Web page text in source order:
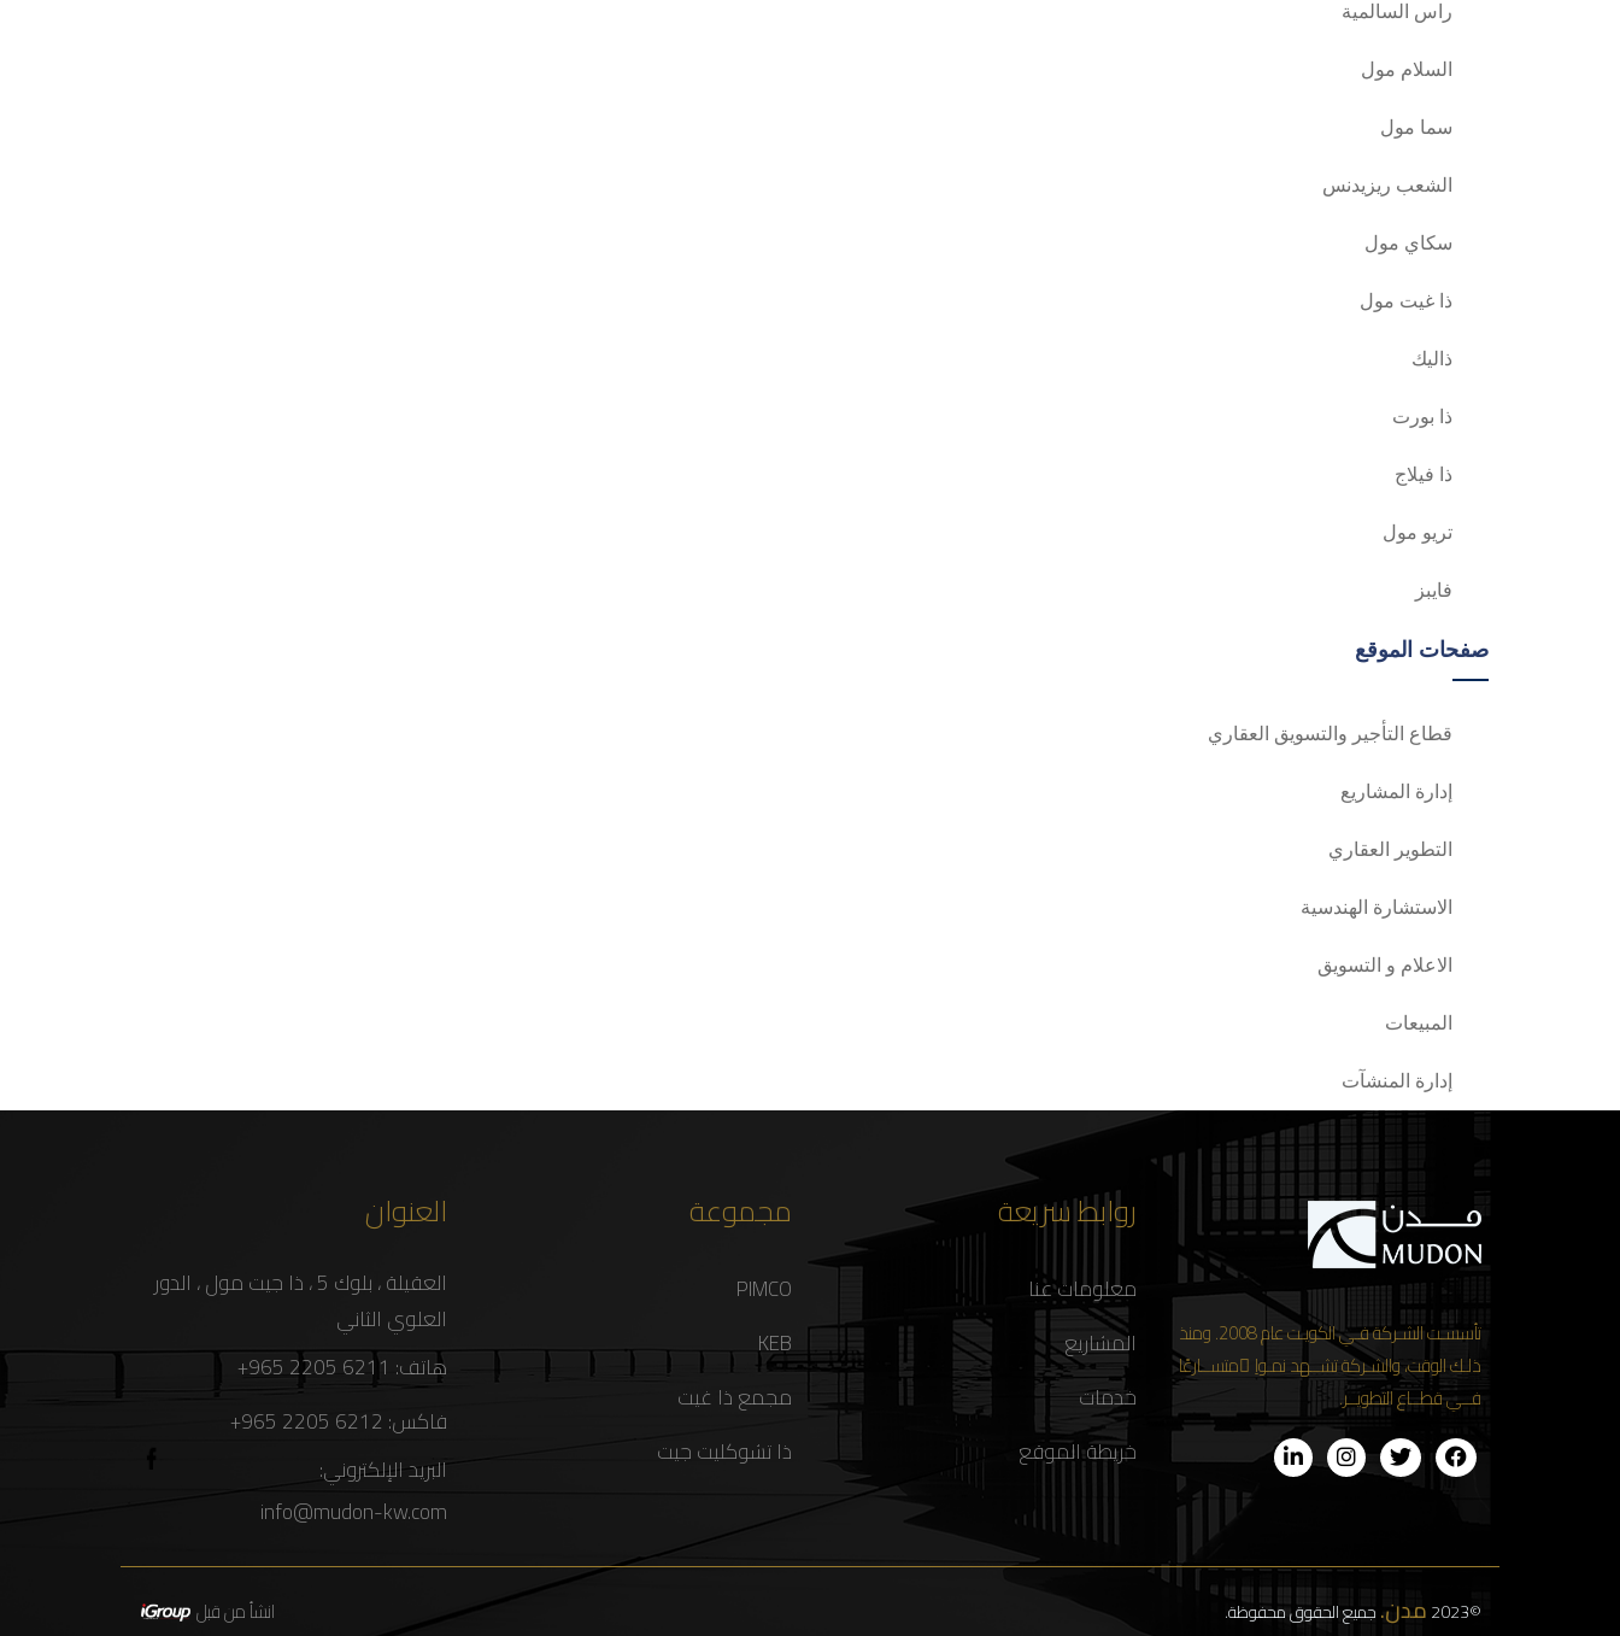
راس السالمية
السلام مول
سما مول
الشعب ريزيدنس
سكاي مول
ذا غيت مول
ذاليك
ذا بورت
ذا فيلاج
تريو مول
فايبز
صفحات الموقع
قطاع التأجير والتسويق العقاري
إدارة المشاريع
التطوير العقاري
الاستشارة الهندسية
الاعلام و التسويق
المبيعات
إدارة المنشآت
تأسسـت الشـركة فـي الكويـت عام 2008. ومنذ
ذلـك الوقت، والشـركة تشــهد نمـواِ ًمتســارعًا
فــي قطــاع التطويــر.
روابط سريعة
معلومات عنا
المشاريع
خدمات
خريطة الموقع
مجموعة
PIMCO
KEB
مجمع ذا غيت
ذا تشوكليت جيت
العنوان
العقيلة ، بلوك 5 ، ذا جيت مول ، الدور
العلوي الثاني
هاتف: 6211 2205 965+
فاكس:6212 2205 965+
البريد الإلكتروني:
info@mudon-kw.com
©2023 مدن.جميع الحقوق محفوظة. انشأ من قبل